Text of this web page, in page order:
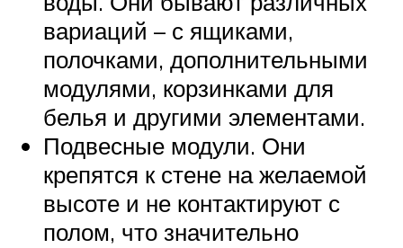
вариаций – с ящиками,
полочками, дополнительными
модулями, корзинками для
белья и другими элементами.
Подвесные модули. Они
крепятся к стене на желаемой
высоте и не контактируют с
полом, что значительно